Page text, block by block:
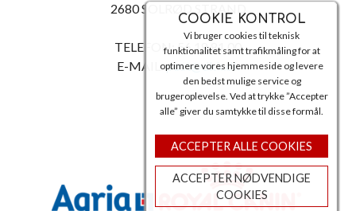
COOKIE KONTROL
Vi bruger cookies til teknisk
funktionalitet samt trafikmåling for at
optimere vores hjemmeside og levere
den bedst mulige service og
brugeroplevelse. Ved at trykke ”Accepter
alle” giver du samtykke til disse formål.
ACCEPTER ALLE COOKIES
ACCEPTER NØDVENDIGE
COOKIES
2680 SOLRØD STRAND
TELEFON: 56 18 81 00
E-MAIL:post@dkk.dk